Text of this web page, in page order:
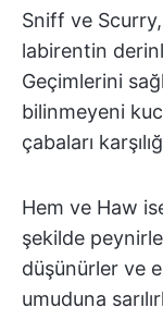
Sniff ve
labirentin
Geçimlerini
bilinmeyeni
çabaları
Hem ve Haw
şekilde
düşünürler ve
umuduna